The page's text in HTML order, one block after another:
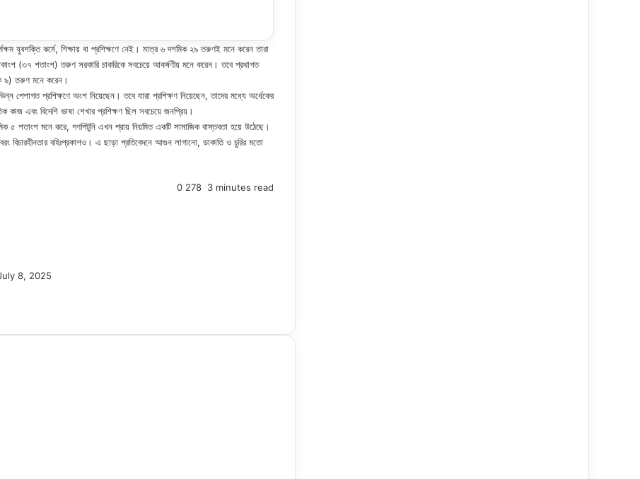
যুবশক্তি কর্মে, শিক্ষায় বা প্রশিক্ষণে নেই। মাত্র ৬ দশমিক ২৯ তরুণই মনে করেন তারা
(৩৭ শতাংশ) তরুণ সরকারি চাকরিকে সবচেয়ে আকর্ষণীয় মনে করেন। তবে প্রথাগত
৯) তরুণ মনে করেন।
প্রশিক্ষণে অংশ নিয়েছেন। তবে যারা প্রশিক্ষণ নিয়েছেন, তাদের মধ্যে অর্ধেকের
কাজ এবং বিদেশি ভাষা শেখার প্রশিক্ষণ ছিল সবচেয়ে জনপ্রিয়।
৫ শতাংশ মনে করে, গণপিটুনি এখন প্রায় নিয়মিত একটি সামাজিক বাস্তবতা হয়ে উঠেছে।
বহিঃপ্রকাশও। এ ছাড়া প্রতিবেদনে আগুন লাগানো, ডাকাতি ও চুরির মতো
8, 2025
0 278 3 minutes read